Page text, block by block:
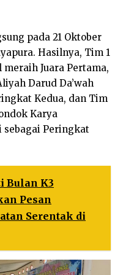
pada 21 Oktober
Hasilnya, Tim 1
meraih Juara Pertama,
Darud Da’wah
Kedua, dan Tim
Karya
sebagai Peringkat
Bulan K3
Pesan
Serentak di